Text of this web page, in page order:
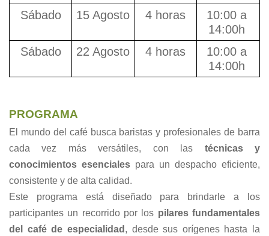
Sábado
15 Agosto 4 horas
10:00 a
14:00h
Sábado
22 Agosto 4 horas
10:00 a
14:00h
PROGRAMA
El mundo del café busca baristas y profesionales de barra
cada vez más versátiles, con las técnicas y
conocimientos esenciales para un despacho eficiente,
consistente y de alta calidad.
Este programa está diseñado para brindarle a los
participantes un recorrido por los pilares fundamentales
del café de especialidad , desde sus orígenes hasta la